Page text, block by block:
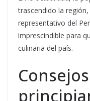
trascendido la
representativo del
imprescindible para
culinaria del país.